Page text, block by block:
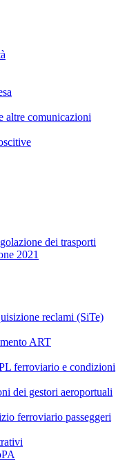
altre comunicazioni
dei trasporti
2021
reclami (SiTe)
ART
ferroviario e condizioni
dei gestori aeroportuali
ferroviario passeggeri